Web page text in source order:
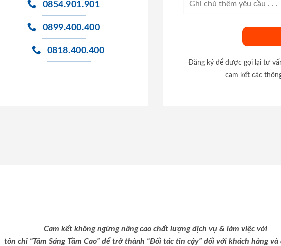
0854.901.901
0899.400.400
0818.400.400
Đăng ký để được gọi lại tư
cam kết các
Cam kết không ngừng nâng cao chất lượng dịch vụ & làm việc với
tôn chỉ “Tâm Sáng Tầm Cao” để trở thành “Đối tác tin cậy” đối với khách hàng và